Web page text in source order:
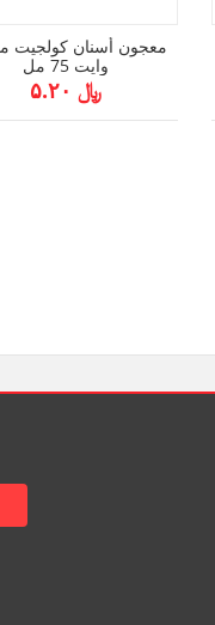
معجون أسنان كولجيت
وايت 75 مل
﷼ ۵.۲۰